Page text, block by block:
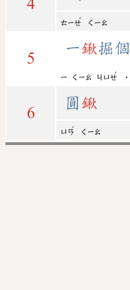
4
ㄊㄧㄝ
ˇ
ㄑㄧㄠ
5
一鍬掘
ㄧ ㄑㄧㄠ ㄐㄩㄝ
ˊ
6
圓 鍬
ㄩㄢ
ˊ
ㄑㄧㄠ